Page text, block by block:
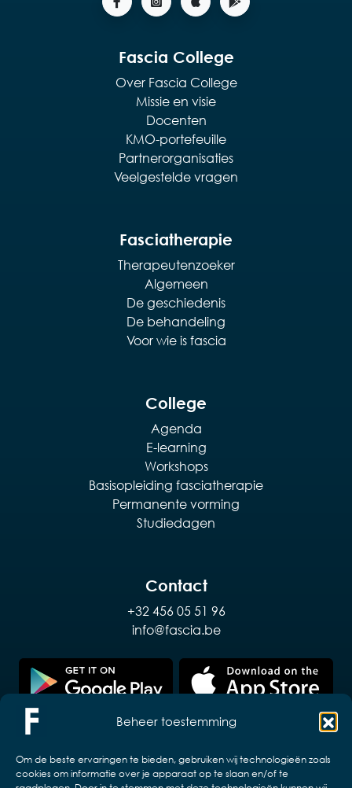
Beheer toestemming
Om de beste ervaringen te bieden, gebruiken wij technologieën zoals
cookies om informatie over je apparaat op te slaan en/of te
Fascia College
Over Fascia College
Missie en visie
Docenten
KMO-portefeuille
Partnerorganisaties
Veelgestelde vragen
Fasciatherapie
Therapeutenzoeker
Algemeen
De geschiedenis
De behandeling
Voor wie is fascia
College
Agenda
E-learning
Workshops
Basisopleiding fasciatherapie
Permanente vorming
Studiedagen
Contact
+32 456 05 51 96
info@fascia.be